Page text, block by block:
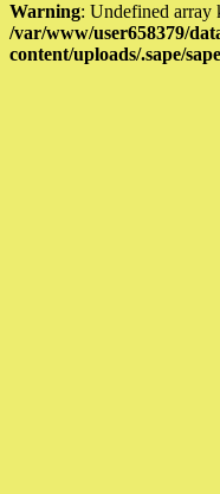
Warning: Undefined
/var/www/user658379/
content/uploads/.sape/